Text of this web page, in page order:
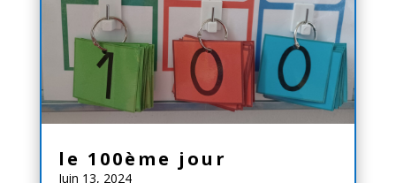
le 100ème jour
Juin 13, 2024